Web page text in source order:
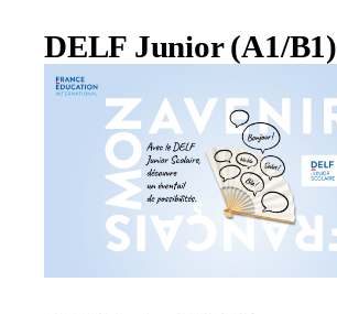
DELF Junior (A1/B1)